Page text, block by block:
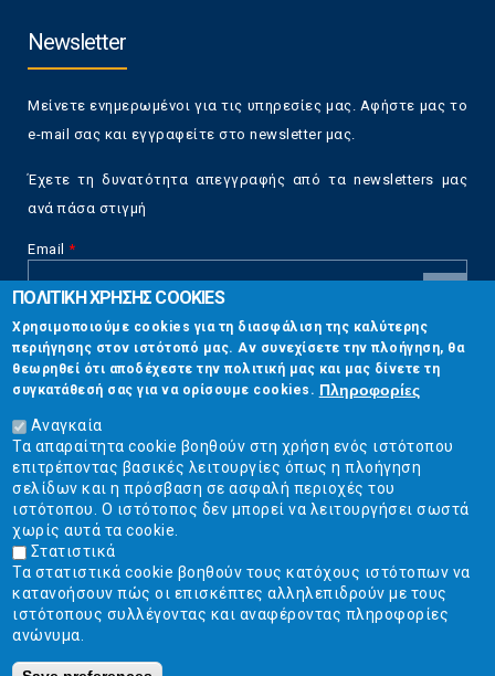
Newsletter
Μείνετε ενημερωμένοι για τις υπηρεσίες μας. Αφήστε μας το
e-mail σας και εγγραφείτε στο newsletter μας.
Έχετε τη δυνατότητα απεγγραφής από τα newsletters μας
ανά πάσα στιγμή
Email *
CAPTCHA
This
question is
for testing
whether or
not you are a
human visitor
and to
prevent
automated
spam
submissions.
5+2
Επικοινωνία
Στουρνάρη 17, Αθήνα 10683
2103304444
info@ekpizo.gr
www.ekpizo.gr
Δευ - Πεμ:10:00 πμ - 2:00 μμ
Σάβ - Κυρ: Κλειστά
ΠΟΛΙΤΙΚΗ ΧΡΗΣΗΣ COOKIES
Χρησιμοποιούμε cookies για τη διασφάλιση της καλύτερης
περιήγησης στον ιστότοπό μας. Αν συνεχίσετε την πλοήγηση, θα
θεωρηθεί ότι αποδέχεστε την πολιτική μας και μας δίνετε τη
συγκατάθεσή σας για να ορίσουμε cookies. Πληροφορίες
Αναγκαία
Τα απαραίτητα cookie βοηθούν στη χρήση ενός ιστότοπου
επιτρέποντας βασικές λειτουργίες όπως η πλοήγηση
σελίδων και η πρόσβαση σε ασφαλή περιοχές του
ιστότοπου. Ο ιστότοπος δεν μπορεί να λειτουργήσει σωστά
χωρίς αυτά τα cookie.
Στατιστικά
Τα στατιστικά cookie βοηθούν τους κατόχους ιστότοπων να
κατανοήσουν πώς οι επισκέπτες αλληλεπιδρούν με τους
ιστότοπους συλλέγοντας και αναφέροντας πληροφορίες
ανώνυμα.